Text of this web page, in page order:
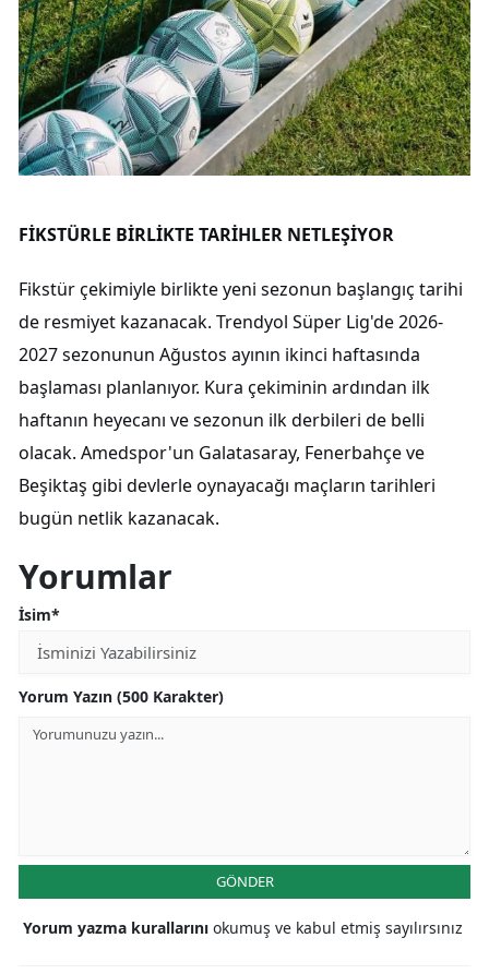
FİKSTÜRLE BİRLİKTE TARİHLER NETLEŞİYOR
Fikstür çekimiyle birlikte yeni sezonun başlangıç tarihi
de resmiyet kazanacak. Trendyol Süper Lig'de 2026-
2027 sezonunun Ağustos ayının ikinci haftasında
başlaması planlanıyor. Kura çekiminin ardından ilk
haftanın heyecanı ve sezonun ilk derbileri de belli
olacak. Amedspor'un Galatasaray, Fenerbahçe ve
Beşiktaş gibi devlerle oynayacağı maçların tarihleri
bugün netlik kazanacak.
Yorumlar
İsim*
Yorum Yazın (500 Karakter)
GÖNDER
Yorum yazma kurallarını okumuş ve kabul etmiş sayılırsınız